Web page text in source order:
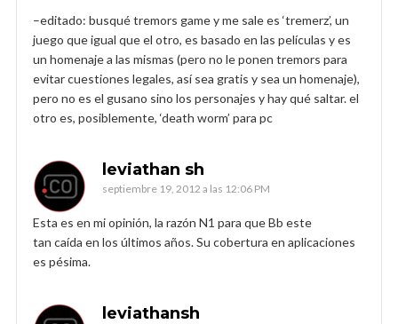
–editado: busqué tremors game y me sale es ‘tremerz’, un
juego que igual que el otro, es basado en las películas y es
un homenaje a las mismas (pero no le ponen tremors para
evitar cuestiones legales, así sea gratis y sea un homenaje),
pero no es el gusano sino los personajes y hay qué saltar. el
otro es, posiblemente, ‘death worm’ para pc
leviathan sh
septiembre 19, 2012 a las 12:06 PM
Esta es en mi opinión, la razón N1 para que Bb este
tan caída en los últimos años. Su cobertura en aplicaciones
es pésima.
leviathansh